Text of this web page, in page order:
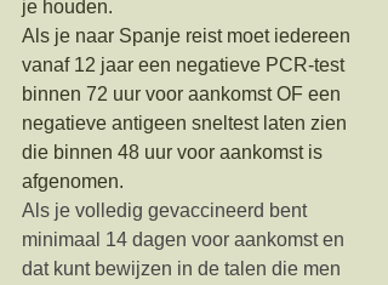
je houden.
Als je naar Spanje reist moet iedereen
vanaf 12 jaar een negatieve PCR-test
binnen 72 uur voor aankomst OF een
negatieve antigeen sneltest laten zien
die binnen 48 uur voor aankomst is
afgenomen.
Als je volledig gevaccineerd bent
minimaal 14 dagen voor aankomst en
dat kunt bewijzen in de talen die men